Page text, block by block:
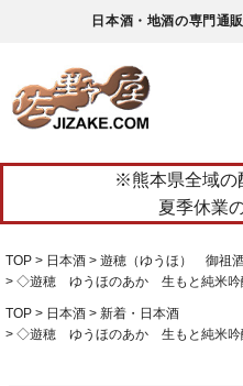
日本酒・地酒の専門通
※熊本県全域の
夏季休業
TOP 日本酒
遊穂（ゆうほ） 御祖
◇遊穂 ゆうほのあか 生もと純米
TOP 日本酒
新着・日本酒
◇遊穂 ゆうほのあか 生もと純米